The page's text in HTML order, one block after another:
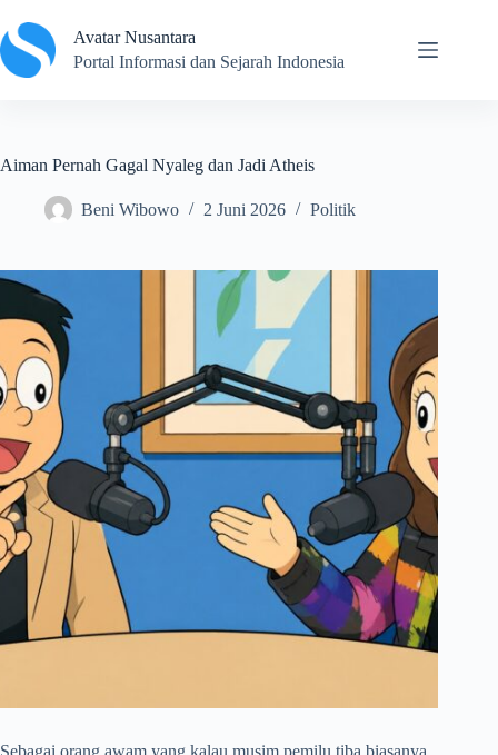
to
content
Avatar Nusantara
Portal Informasi dan Sejarah Indonesia
Aiman Pernah Gagal Nyaleg dan Jadi Atheis
Beni Wibowo 2 Juni 2026 Politik